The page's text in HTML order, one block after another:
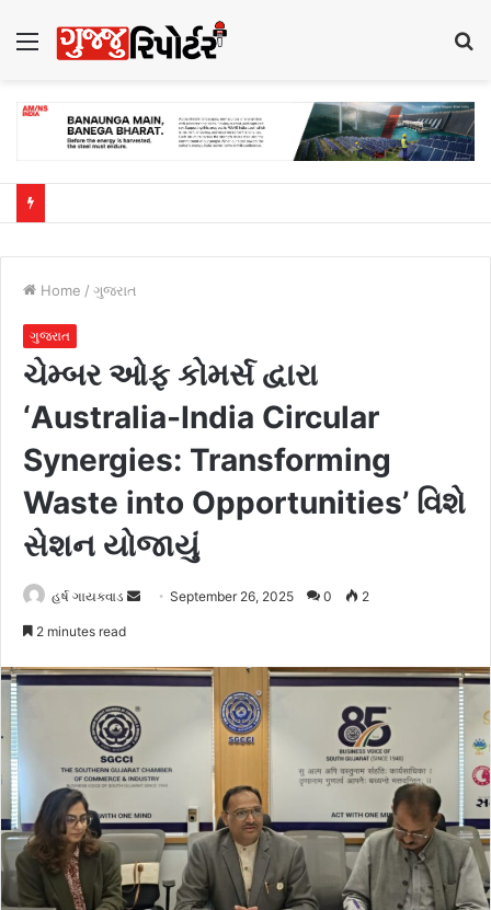
Menu
Home / ગુજરાત
ગુજરાત
ચેમ્બર ઓફ કોમર્સ દ્વારા
‘Australia-India Circular
Synergies: Transforming
Waste into Opportunities’ વિશે
સેશન યોજાયું
હર્ષ ગાયક્વાડ
d
n
m
i
September 26, 2025 0 2
2 minutes read